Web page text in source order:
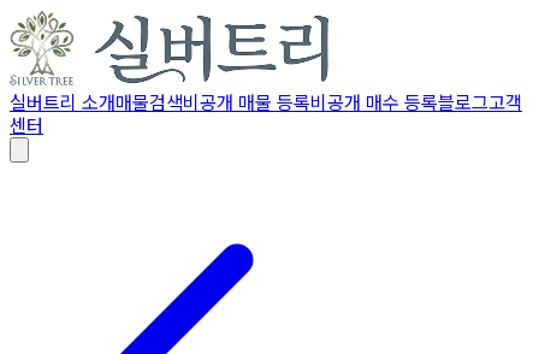
실버트리 소개매물검색비공개 매물 등록비공개 매수 등록블로그고객
센터